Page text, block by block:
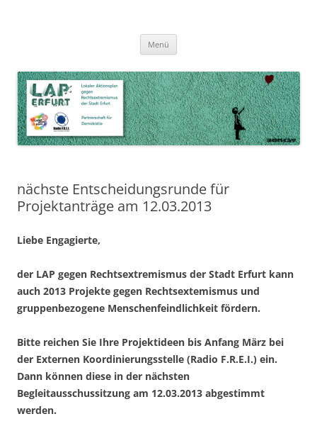
Lokaler Aktionsplan gegen Rechtsextremismus der Stadt Erfurt – Zur
Stärkung der Vielfalt, Toleranz und Demokratie
Menü
nächste Entscheidungsrunde für
Projektanträge am 12.03.2013
Liebe Engagierte,
der LAP gegen Rechtsextremismus der Stadt Erfurt kann
auch 2013 Projekte gegen Rechtsextemismus und
gruppenbezogene Menschenfeindlichkeit fördern.
Bitte reichen Sie Ihre Projektideen bis Anfang März bei
der Externen Koordinierungsstelle (Radio F.R.E.I.) ein.
Dann können diese in der nächsten
Begleitausschussitzung am 12.03.2013 abgestimmt
werden.